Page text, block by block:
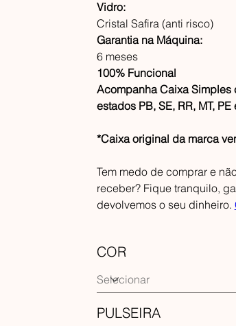
Vidro:
Cristal Safira (anti risco)
Garantia na Máquina:
6 meses
100% Funcional
Acompanha Caixa Simples
estados PB, SE, RR, MT, PE
*Caixa original da marca
Tem medo de comprar e
receber? Fique tranquilo,
devolvemos o seu dinheiro.
COR
PULSEIRA